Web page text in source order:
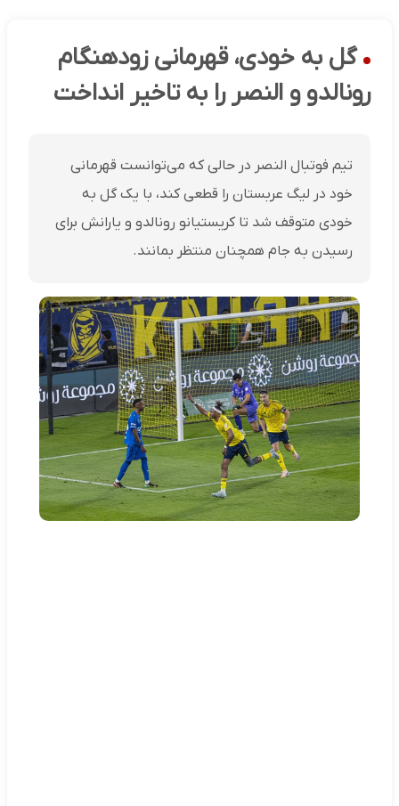
گل به خودی، قهرمانی زودهنگام
رونالدو و النصر را به تاخیر انداخت
تیم فوتبال النصر در حالی که می‌توانست قهرمانی
خود در لیگ عربستان را قطعی کند، با یک گل به
خودی متوقف شد تا کریستیانو رونالدو و یارانش برای
رسیدن به جام همچنان منتظر بمانند.